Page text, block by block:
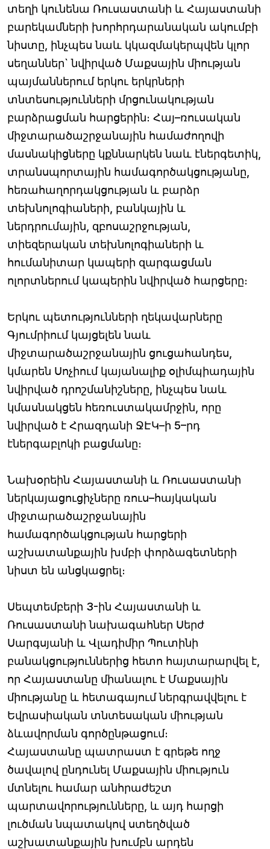
տեղի կունենա Ռուսաստանի և Հայաստանի
բարեկամների խորհրդարանական ակումբի
նիստը, ինչպես նաև կկազմակերպվեն կլոր
սեղաններ` նվիրված Մաքսային միության
պայմաններում երկու երկրների
տնտեսությունների մրցունակության
բարձրացման հարցերին։ Հայ–ռուսական
միջտարածաշրջանային համաժողովի
մասնակիցները կքննարկեն նաև էներգետիկ,
տրանսպորտային համագործակցությանը,
հեռահաղորդակցության և բարձր
տեխնոլոգիաների, բանկային և
ներդրումային, զբոսաշրջության,
տիեզերական տեխնոլոգիաների և
հումանիտար կապերի զարգացման
ոլորտներում կապերին նվիրված հարցերը։
Երկու պետությունների ղեկավարները
Գյումրիում կայցելեն նաև
միջտարածաշրջանային ցուցահանդես,
կմարեն Սոչիում կայանալիք օլիմպիադային
նվիրված դրոշմանիշները, ինչպես նաև
կմասնակցեն հեռուստակամրջին, որը
նվիրված է Հրազդանի ՋԷԿ–ի 5–րդ
էներգաբլոկի բացմանը։
Նախօրեին Հայաստանի և Ռուսաստանի
ներկայացուցիչները ռուս–հայկական
միջտարածաշրջանային
համագործակցության հարցերի
աշխատանքային խմբի փորձագետների
նիստ են անցկացրել։
Սեպտեմբերի 3-ին Հայաստանի և
Ռուսաստանի նախագահներ Սերժ
Սարգսյանի և Վլադիմիր Պուտինի
բանակցություններից հետո հայտարարվել է,
որ Հայաստանը միանալու է Մաքսային
միությանը և հետագայում ներգրավվելու է
Եվրասիական տնտեսական միության
ձևավորման գործընթացում։
Հայաստանը պատրաստ է գրեթե ողջ
ծավալով ընդունել Մաքսային միություն
մտնելու համար անհրաժեշտ
պարտավորությունները, և այդ հարցի
լուծման նպատակով ստեղծված
աշխատանքային խումբն արդեն